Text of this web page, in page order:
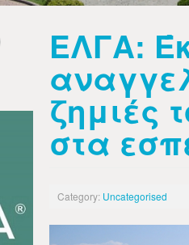
ΕΛΓΑ:
ζημιές
στα
Category: Uncategorised